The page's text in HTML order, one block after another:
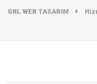
GNL WEB TASARIM